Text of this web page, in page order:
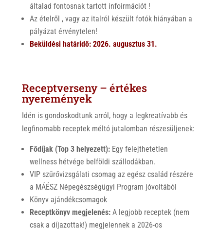
általad fontosnak tartott infoirmációt !
Az ételről , vagy az italról készült fotók hiányában a
pályázat érvénytelen!
Beküldési határidő: 2026. augusztus 31.
Receptverseny – értékes
nyeremények
Idén is gondoskodtunk arról, hogy a legkreatívabb és
legfinomabb receptek méltó jutalomban részesüljenek:
Fődíjak (Top 3 helyezett): Egy felejthetetlen
wellness hétvége belföldi szállodákban.
VIP szűrővizsgálati csomag az egész család részére
a MÁÉSZ Népegészségügyi Program jóvoltából
Könyv ajándékcsomagok
Receptkönyv megjelenés: A legjobb receptek (nem
csak a díjazottak!) megjelennek a 2026-os